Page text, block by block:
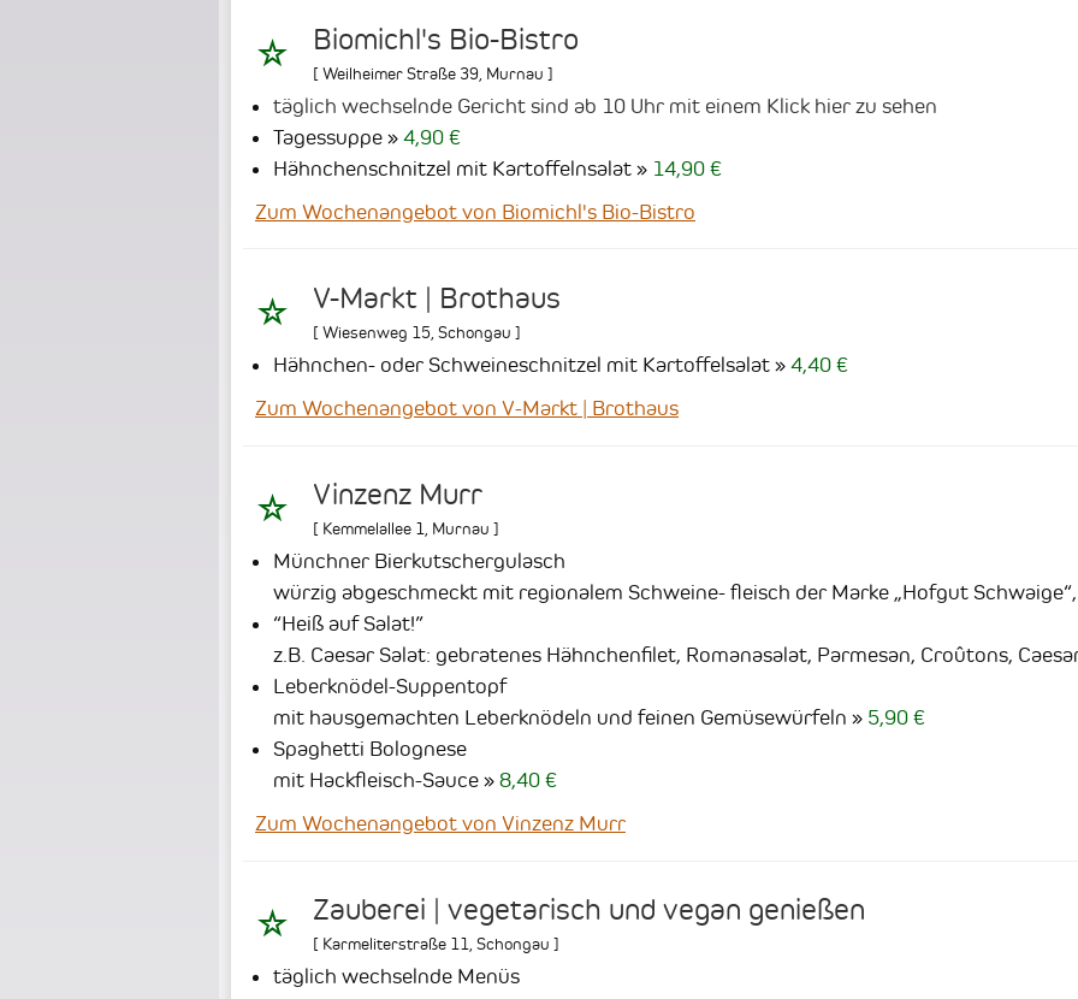
Biomichl's Bio-Bistro
[ Weilheimer Straße 39 Murnau ]
täglich wechselnde Gericht sind ab 10 Uhr mit einem Klick hier zu sehen
Tagessuppe
4,90 €
Hähnchenschnitzel mit Kartoffelnsalat
14,90 €
Zum Wochenangebot von Biomichl's Bio-Bistro
V-Markt | Brothaus
[ Wiesenweg 15 Schongau ]
Hähnchen- oder Schweineschnitzel mit Kartoffelsalat
4,40 €
Zum Wochenangebot von V-Markt | Brothaus
Vinzenz Murr
[ Kemmelallee 1 Murnau ]
Münchner Bierkutschergulasch
würzig abgeschmeckt mit regionalem Schweine- fleisch der Marke „Hofgut
“Heiß auf Salat!”
z.B. Caesar Salat: gebratenes Hähnchenfilet, Romanasalat, Parmesan, Croûtons,
Leberknödel-Suppentopf
mit hausgemachten Leberknödeln und feinen Gemüsewürfeln
5,90 €
Spaghetti Bolognese
mit Hackfleisch-Sauce
8,40 €
Zum Wochenangebot von Vinzenz Murr
Zauberei | vegetarisch und vegan genießen
[ Karmeliterstraße 11,Schongau ]
täglich wechselnde Menüs